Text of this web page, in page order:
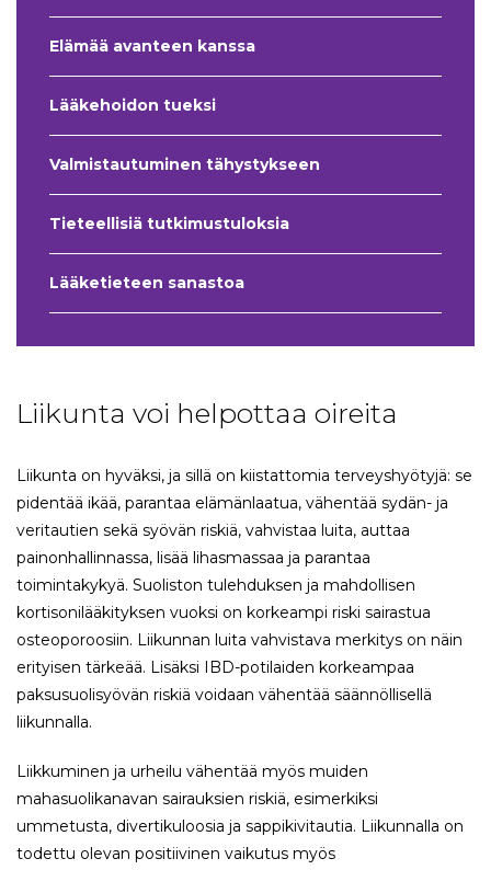
Elämää avanteen kanssa
Lääkehoidon tueksi
Valmistautuminen tähystykseen
Tieteellisiä tutkimustuloksia
Lääketieteen sanastoa
Liikunta voi helpottaa oireita
Liikunta on hyväksi, ja sillä on kiistattomia terveyshyötyjä: se
pidentää ikää, parantaa elämänlaatua, vähentää sydän- ja
veritautien sekä syövän riskiä, vahvistaa luita, auttaa
painonhallinnassa, lisää lihasmassaa ja parantaa
toimintakykyä. Suoliston tulehduksen ja mahdollisen
kortisonilääkityksen vuoksi on korkeampi riski sairastua
osteoporoosiin. Liikunnan luita vahvistava merkitys on näin
erityisen tärkeää. Lisäksi IBD-potilaiden korkeampaa
paksusuolisyövän riskiä voidaan vähentää säännöllisellä
liikunnalla.
Liikkuminen ja urheilu vähentää myös muiden
mahasuolikanavan sairauksien riskiä, esimerkiksi
ummetusta, divertikuloosia ja sappikivitautia. Liikunnalla on
todettu olevan positiivinen vaikutus myös